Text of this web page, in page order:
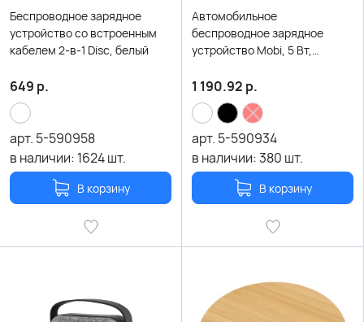
Беспроводное зарядное
устройство со встроенным
кабелем 2-в-1 Disc, белый
649 р.
арт. 5-590958
в наличии: 1624шт.
В корзину
Автомобильное
беспроводное зарядное
устройство Mobi, 5 Вт,
1 190.92 р.
арт. 5-590934
в наличии:380 шт.
В корзину